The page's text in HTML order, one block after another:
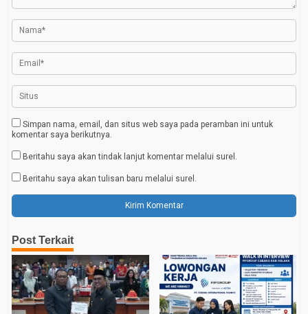
p
o
s
Simpan nama, email, dan situs web saya pada peramban ini untuk
komentar saya berikutnya.
Beritahu saya akan tindak lanjut komentar melalui surel.
Beritahu saya akan tulisan baru melalui surel.
Post Terkait